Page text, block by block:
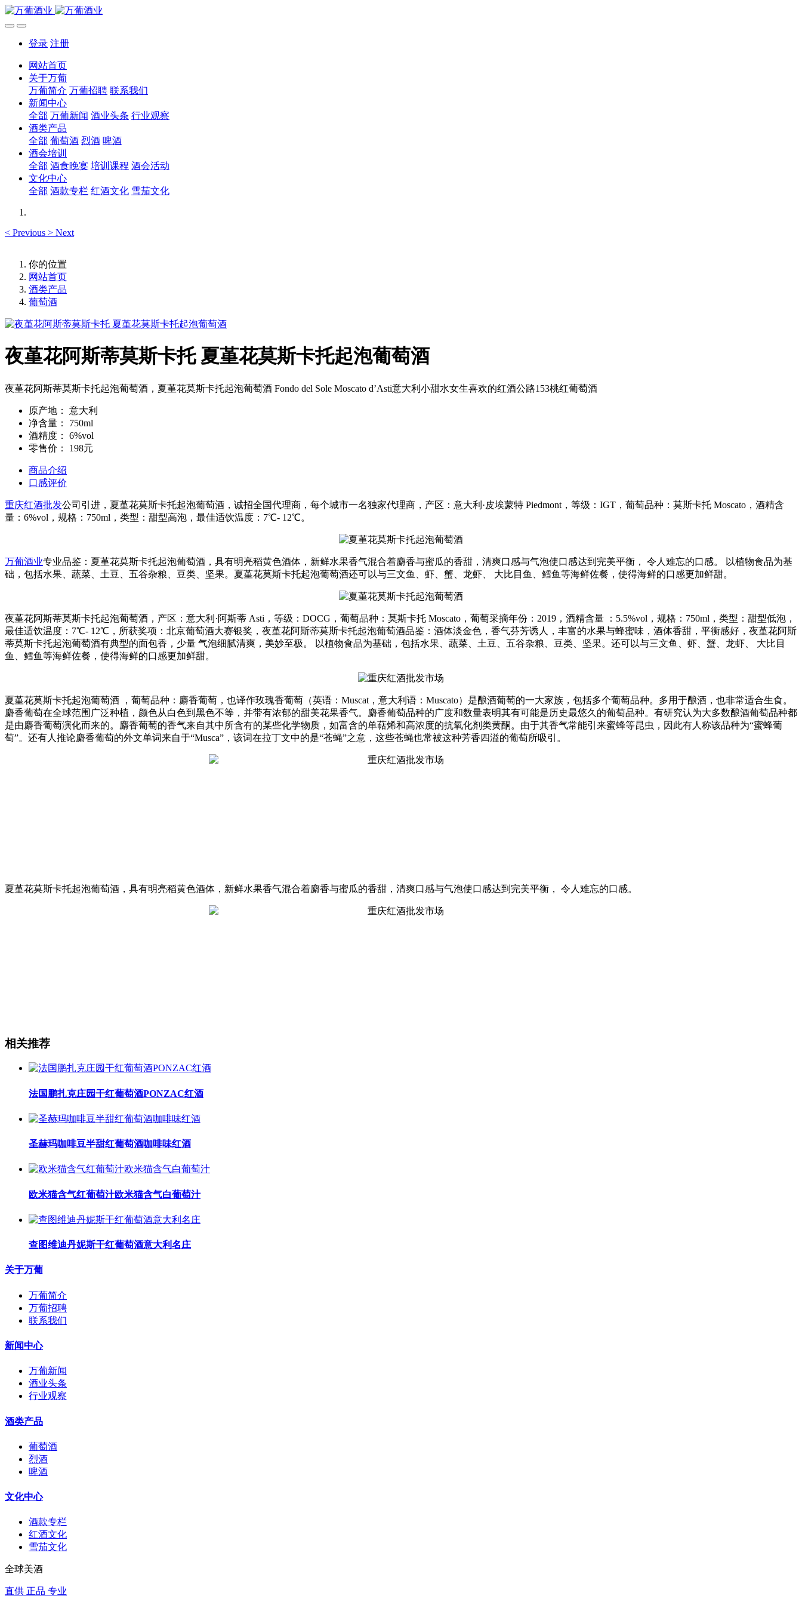
登录 注册
网站首页
关于万葡
万葡简介 万葡招聘 联系我们
新闻中心
全部 万葡新闻 酒业头条 行业观察
酒类产品
全部 葡萄酒 烈酒 啤酒
酒会培训
全部 酒食晚宴 培训课程 酒会活动
文化中心
全部 酒款专栏 红酒文化 雪茄文化
< Previous > Next
你的位置
网站首页
酒类产品
葡萄酒
夜堇花阿斯蒂莫斯卡托 夏堇花莫斯卡托起泡葡萄酒
夜堇花阿斯蒂莫斯卡托起泡葡萄酒，夏堇花莫斯卡托起泡葡萄酒 Fondo del Sole Moscato d’Asti意大利小甜水女生喜欢的红酒公路153桃红葡萄酒
原产地：
意大利
净含量：
750ml
酒精度：
6%vol
零售价：
198元
商品介绍
口感评价
重庆红酒批发公司引进，夏堇花莫斯卡托起泡葡萄酒，诚招全国代理商，每个城市一名独家代理商，产区：意大利·皮埃蒙特 Piedmont，等级：IGT，葡萄品种：莫斯卡托 Moscato，酒精含
量：6%vol，规格：750ml，类型：甜型高泡，最佳适饮温度：7℃- 12℃。
万葡酒业专业品鉴：夏堇花莫斯卡托起泡葡萄酒，具有明亮稻黄色酒体，新鲜水果香气混合着麝香与蜜瓜的香甜，清爽口感与气泡使口感达到完美平衡， 令人难忘的口感。 以植物食品为基
础，包括水果、蔬菜、土豆、五谷杂粮、豆类、坚果。夏堇花莫斯卡托起泡葡萄酒还可以与三文鱼、虾、蟹、龙虾、 大比目鱼、鳕鱼等海鲜佐餐，使得海鲜的口感更加鲜甜。
夜堇花阿斯蒂莫斯卡托起泡葡萄酒，产区：意大利·阿斯蒂 Asti，等级：DOCG，葡萄品种：莫斯卡托 Moscato，葡萄采摘年份：2019，酒精含量 ：5.5%vol，规格：750ml，类型：甜型低泡，
最佳适饮温度：7℃- 12℃，所获奖项：北京葡萄酒大赛银奖，夜堇花阿斯蒂莫斯卡托起泡葡萄酒品鉴：酒体淡金色，香气芬芳诱人，丰富的水果与蜂蜜味，酒体香甜，平衡感好，夜堇花阿斯
蒂莫斯卡托起泡葡萄酒有典型的面包香，少量 气泡细腻清爽，美妙至极。 以植物食品为基础，包括水果、蔬菜、土豆、五谷杂粮、豆类、坚果。还可以与三文鱼、虾、蟹、龙虾、 大比目
鱼、鳕鱼等海鲜佐餐，使得海鲜的口感更加鲜甜。
夏堇花莫斯卡托起泡葡萄酒 ，葡萄品种：麝香葡萄，也译作玫瑰香葡萄（英语：Muscat，意大利语：Muscato）是酿酒葡萄的一大家族，包括多个葡萄品种。多用于酿酒，也非常适合生食。
麝香葡萄在全球范围广泛种植，颜色从白色到黑色不等，并带有浓郁的甜美花果香气。麝香葡萄品种的广度和数量表明其有可能是历史最悠久的葡萄品种。有研究认为大多数酿酒葡萄品种都
是由麝香葡萄演化而来的。麝香葡萄的香气来自其中所含有的某些化学物质，如富含的单萜烯和高浓度的抗氧化剂类黄酮。由于其香气常能引来蜜蜂等昆虫，因此有人称该品种为“蜜蜂葡
萄”。还有人推论麝香葡萄的外文单词来自于“Musca”，该词在拉丁文中的是“苍蝇”之意，这些苍蝇也常被这种芳香四溢的葡萄所吸引。
夏堇花莫斯卡托起泡葡萄酒，具有明亮稻黄色酒体，新鲜水果香气混合着麝香与蜜瓜的香甜，清爽口感与气泡使口感达到完美平衡， 令人难忘的口感。
相关推荐
法国鹏扎克庄园干红葡萄酒PONZAC红酒
圣赫玛咖啡豆半甜红葡萄酒咖啡味红酒
​欧米猫含气红葡萄汁​欧米猫含气白葡萄汁
查图维迪丹妮斯干红葡萄酒意大利名庄
关于万葡
万葡简介
万葡招聘
联系我们
新闻中心
万葡新闻
酒业头条
行业观察
酒类产品
葡萄酒
烈酒
啤酒
文化中心
酒款专栏
红酒文化
雪茄文化
全球美酒
直供 正品 专业